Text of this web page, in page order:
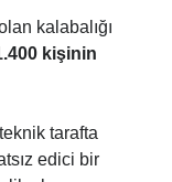
kalabalığı
kişinin
tarafta
edici bir